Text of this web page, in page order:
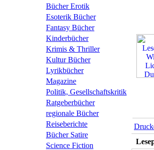
Bücher Erotik
Esoterik Bücher
Fantasy Bücher
Kinderbücher
Krimis & Thriller
Kultur Bücher
Lyrikbücher
Magazine
Politik, Gesellschaftskritik
Ratgeberbücher
regionale Bücher
Reiseberichte
Bücher Satire
Science Fiction